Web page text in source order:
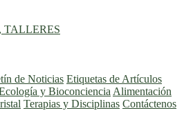
TALLERES
de Noticias Etiquetas de Artículos
y Bioconciencia Alimentación
Terapias y Disciplinas Contáctenos